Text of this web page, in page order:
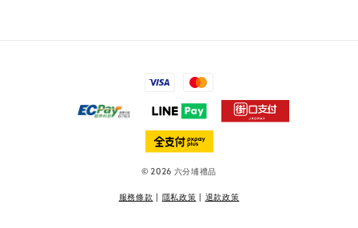
© 2026 六分埔禮品
服務條款 | 隱私政策 | 退款政策